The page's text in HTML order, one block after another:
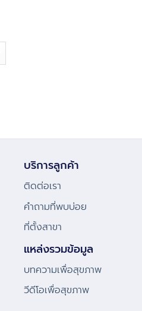
บริการลูกค้า
ติดต่อเรา
คําถามที่พบบ่อย
ที่ตั้งสาขา
แหล่งรวมข้อมูล
บทความเพื่อสุขภาพ
วีดีโอเพื่อสุขภาพ